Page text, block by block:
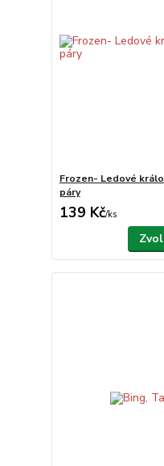
Frozen- Ledové
páry
139 Kč/ks